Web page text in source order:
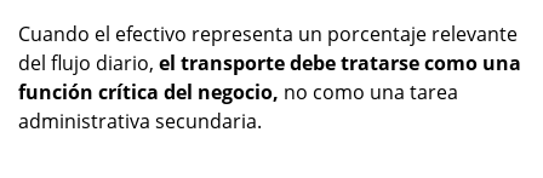
Cuando el efectivo representa un porcentaje relevante
del flujo diario, el transporte debe tratarse como una
función crítica del negocio, no como una tarea
administrativa secundaria.